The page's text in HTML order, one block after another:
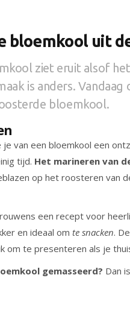
bloemkool uit
ziet eruit alsof
is anders.
bloemkool.
van een bloemkool een
tijd. Het marineren van
op het roosteren van
een recept voor
en ideaal omte snacken.
om te presenteren als je
gemasseerd? Dan